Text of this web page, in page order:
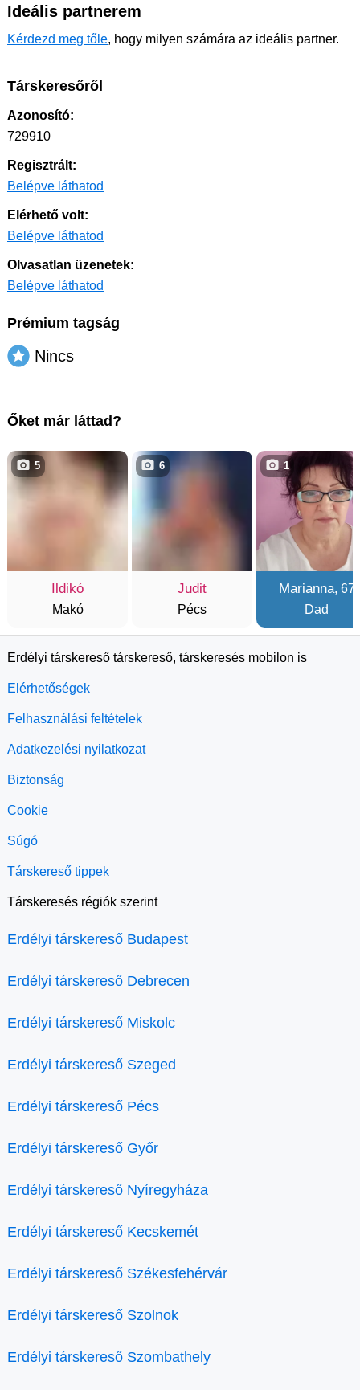
Ideális partnerem
Kérdezd meg tőle, hogy milyen számára az ideális partner.
Társkeresőről
Azonosító:
729910
Regisztrált:
Belépve láthatod
Elérhető volt:
Belépve láthatod
Olvasatlan üzenetek:
Belépve láthatod
Prémium tagság
Nincs
Őket már láttad?
Ildikó
Makó
5
Judit
Pécs
6
Marianna, 67
Dad
1
Erdélyi társkereső társkereső, társkeresés mobilon is
Elérhetőségek
Felhasználási feltételek
Adatkezelési nyilatkozat
Biztonság
Cookie
Súgó
Társkereső tippek
Társkeresés régiók szerint
Erdélyi társkereső Budapest
Erdélyi társkereső Debrecen
Erdélyi társkereső Miskolc
Erdélyi társkereső Szeged
Erdélyi társkereső Pécs
Erdélyi társkereső Győr
Erdélyi társkereső Nyíregyháza
Erdélyi társkereső Kecskemét
Erdélyi társkereső Székesfehérvár
Erdélyi társkereső Szolnok
Erdélyi társkereső Szombathely